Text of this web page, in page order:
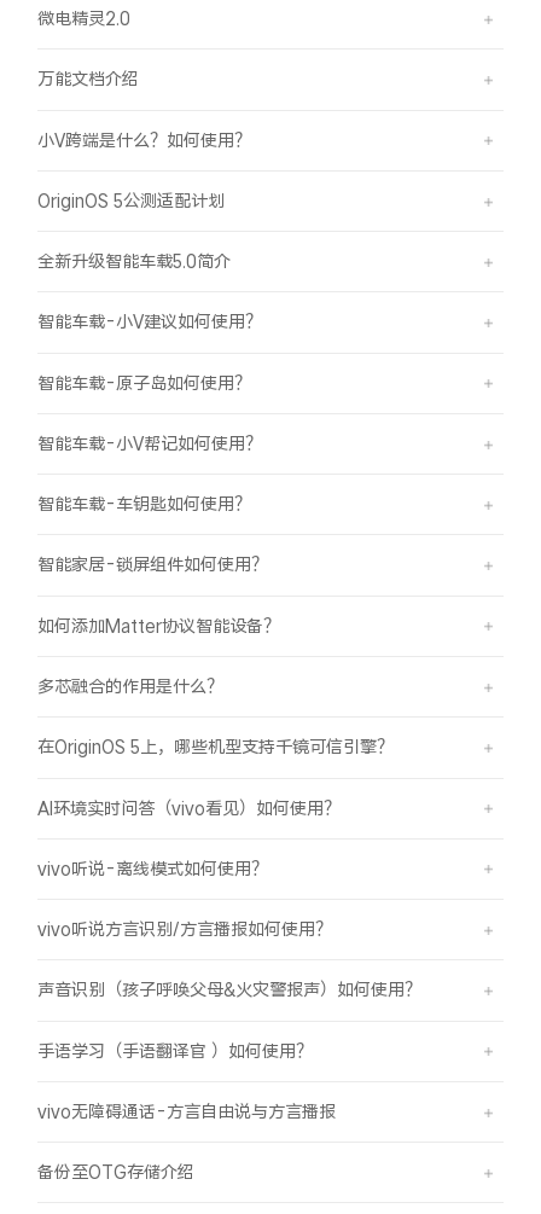
微电精灵2.0
万能文档介绍
小V跨端是什么？如何使用？
OriginOS 5公测适配计划
全新升级智能车载5.0简介
智能车载-小V建议如何使用？
智能车载-原子岛如何使用？
智能车载-小V帮记如何使用？
智能车载-车钥匙如何使用？
智能家居-锁屏组件如何使用？
如何添加Matter协议智能设备？
多芯融合的作用是什么？
在OriginOS 5上，哪些机型支持千镜可信引擎？
AI环境实时问答（vivo看见）如何使用？
vivo听说-离线模式如何使用？
vivo听说方言识别/方言播报如何使用？
声音识别（孩子呼唤父母&火灾警报声）如何使用？
手语学习（手语翻译官 ）如何使用？
vivo无障碍通话-方言自由说与方言播报
备份至OTG存储介绍